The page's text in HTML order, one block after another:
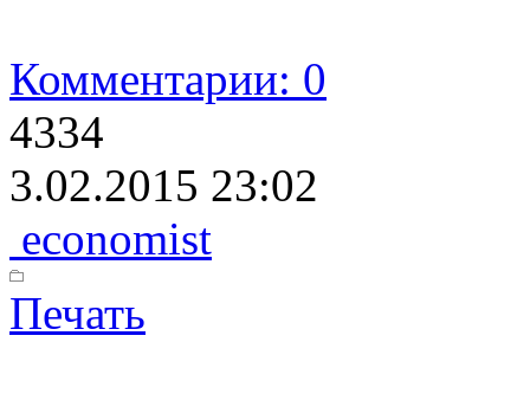
Комментарии: 0
4334
3.02.2015 23:02
economist
Печать